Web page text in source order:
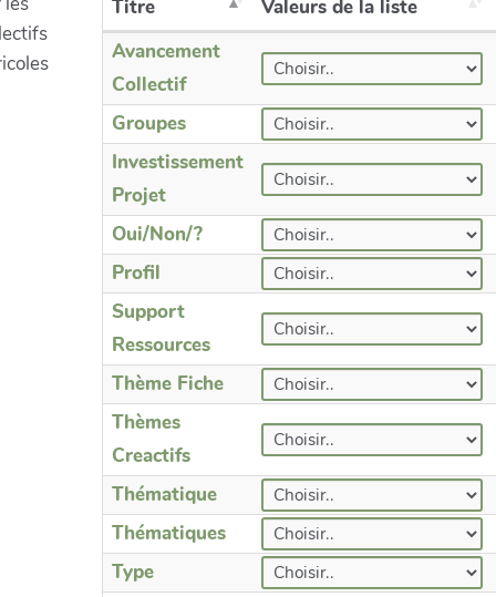
Titre
Valeurs de la liste
Avancement
Collectif
Groupes
Investissement
Projet
Oui/non/?
Profil
Support
Ressources
Thème Fiche
Thèmes
Creactifs
Thématique
Thématiques
Type